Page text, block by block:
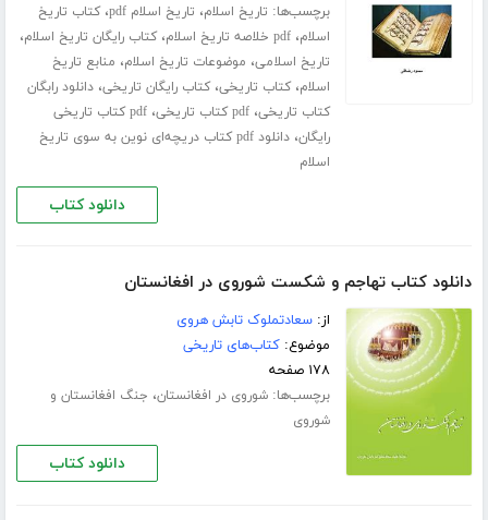
برچسب‌ها: تاریخ اسلام، تاریخ اسلام pdf ،کتاب تاریخ
اسلام،pdf خلاصه تاریخ اسلام ،کتاب رایگان تاریخ اسلام،
تاریخ اسلامی، موضوعات تاریخ اسلام، منابع تاریخ
اسلام،کتاب تاریخی،کتاب رایگان تاریخی،دانلود رابگان
کتاب تاریخی،pdf کتاب تاریخی ،
pdf کتاب تاریخی
رایگان،
دانلود pdf کتاب دریچه‌ای نوین به سوی تاریخ
اسلام
دانلود کتاب
دانلود کتاب تهاجم و شکست شوروی در افغانستان
از:سعادتملوک تابش هروی
موضوع:کتاب‌های تاریخی
۱۷۸ صفحه
برچسب‌ها:شوروی در افغانستان، جنگ افغانستان و
شوروی
دانلود کتاب